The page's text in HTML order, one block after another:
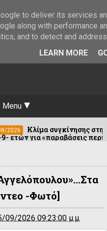
Menu
πρώτη μέρα των
πάνελ από στάση
-φωτό]
09/2026 09:23:00 μ.μ.
to deliver its services
along with performance
and to detect and
LEARN MORE